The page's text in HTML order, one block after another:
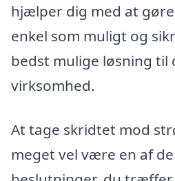
hjælper dig med at gøre
enkel som muligt og
bedst mulige løsning til
virksomhed.
At tage skridtet mod
meget vel være en af